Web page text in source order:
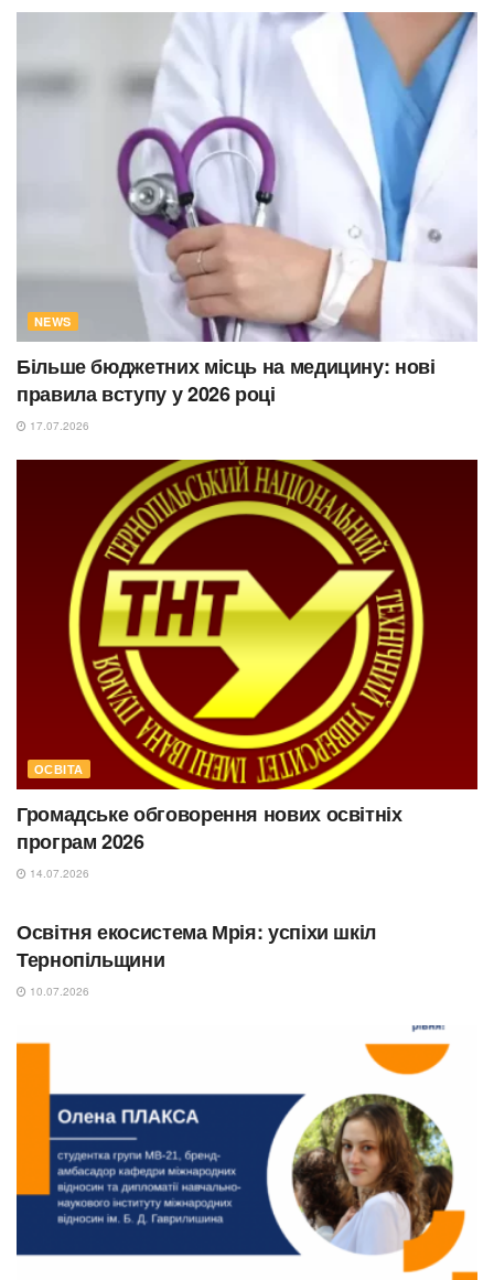
NEWS
Більше бюджетних місць на медицину: нові
правила вступу у 2026 році
17.07.2026
ОСВІТА
Громадське обговорення нових освітніх
програм 2026
14.07.2026
Освітня екосистема Мрія: успіхи шкіл
Тернопільщини
10.07.2026